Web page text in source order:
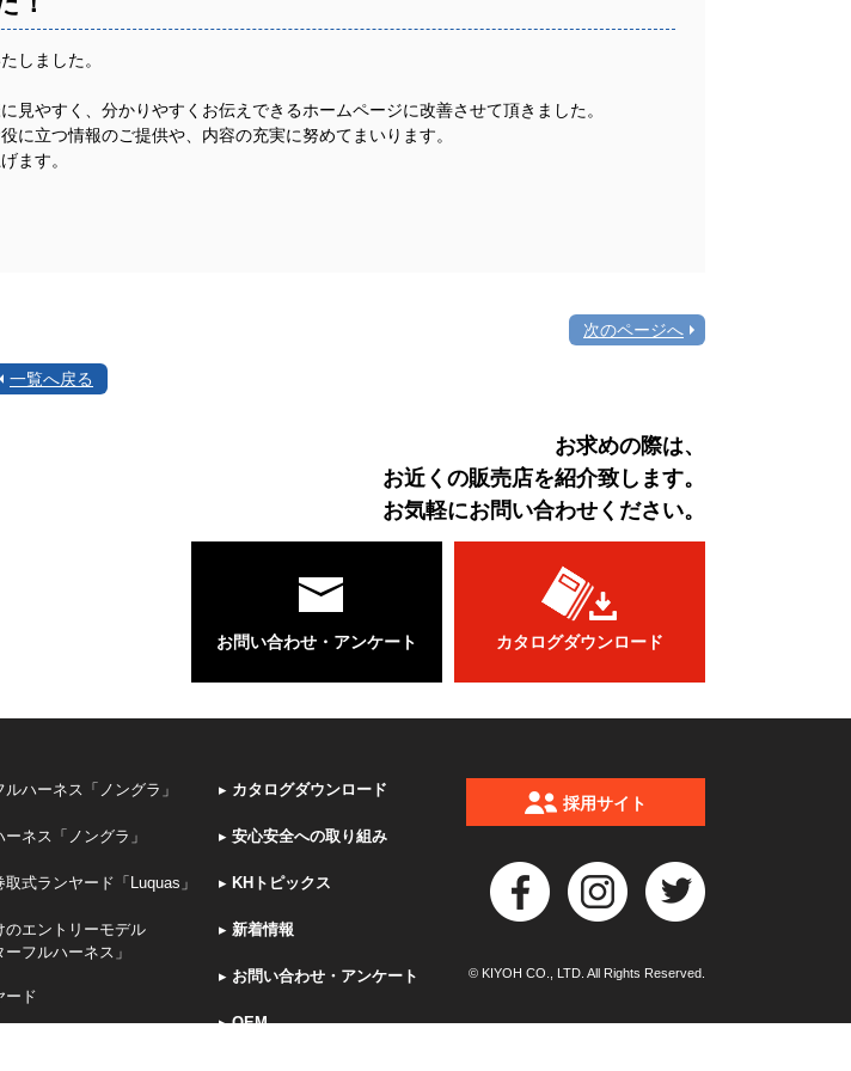
しました。
見やすく、分かりやすくお伝えできるホームページに改善させて頂きました。
に立つ情報のご提供や、内容の充実に努めてまいります。
ます。
次のページへ
一覧へ戻る
お求めの際は、
お近くの販売店を紹介致します。
お気軽にお問い合わせください。
お問い合わせ・アンケート カタログダウンロード
ハーネス「ノングラ」
ネス「ノングラ」
式ランヤード「Luquas」
のエントリーモデル
ーフルハーネス」
ード
▸ カタログダウンロード
▸ 安心安全への取り組み
▸ KHトピックス
▸ 新着情報
▸ お問い合わせ・アンケート
▸OEM
採用サイト
© KIYOH CO., LTD. All Rights Reserved.